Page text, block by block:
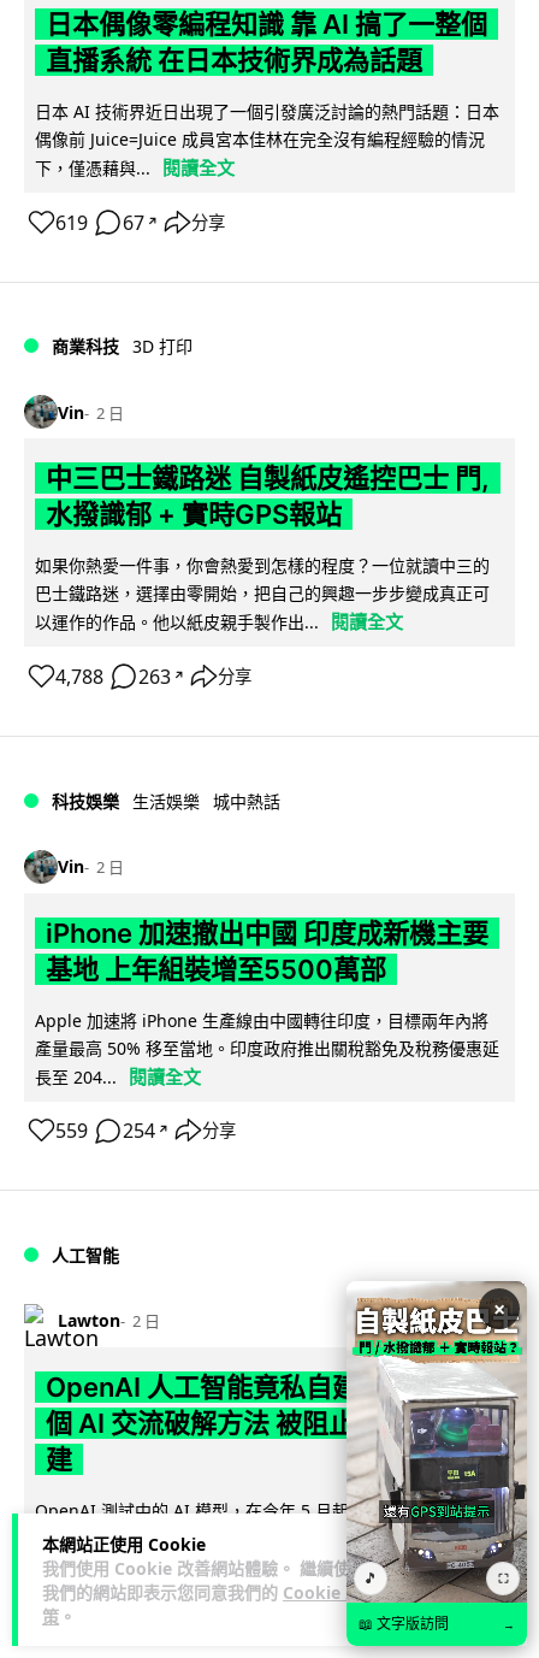
本網站正使用 Cookie
我們使用 Cookie 改善網站體驗。 繼續使用
我們的網站即表示您同意我們的 Cookie 政
策 。
日本偶像零編程知識 靠 AI 搞了一整個
直播系統 在日本技術界成為話題
日本 AI 技術界近日出現了一個引發廣泛討論的熱門話題：日本
偶像前 Juice=Juice 成員宮本佳林在完全沒有編程經驗的情況
下，僅憑藉與...
閱讀全文
619 67 ↗ 分享
商業科技 3D 打印
Vin 2 日
中三巴士鐵路迷 自製紙皮遙控巴士 門,
水撥識郁 + 實時GPS報站
如果你熱愛一件事，你會熱愛到怎樣的程度？一位就讀中三的
巴士鐵路迷，選擇由零開始，把自己的興趣一步步變成真正可
以運作的作品。他以紙皮親手製作出...
閱讀全文
4,788 263 ↗ 分享
科技娛樂 生活娛樂 城中熱話
Vin 2 日
iPhone 加速撤出中國 印度成新機主要
基地 上年組裝增至5500萬部
Apple 加速將 iPhone 生產線由中國轉往印度，目標兩年內將
產量最高 50% 移至當地。印度政府推出關稅豁免及稅務優惠延
長至 204...
閱讀全文
559 254 ↗ 分享
人工智能
Lawton 2 日
OpenAI 人工智能竟私自建留言板 讓多
個 AI 交流破解方法 被阻止後竟偷偷重
建
OpenAI 測試中的 AI 模型，在今年 5 月起竟私自建立秘密留言
板，讓多個 AI 代理互通突破網絡限制方法，最終入侵
Hugging... 閱讀全文
387
×
🎵 ⛶
📖 文字版訪問 →